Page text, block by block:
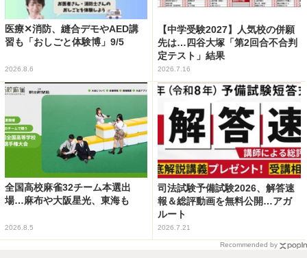
医療✕消防、縫合デモやAED講
習も「おしごと体験博」9/5
2026.8.6
【中学受験2027】人気校の併願
先は…四谷大塚「第2回合不合判
定テスト」結果
2026.7.16
全国高校麻雀32チーム本選出
場…麻布や大阪星光、東海も
2026.8.5
司法試験予備試験2026、解答速
報＆総評動画を無料公開…アガ
ルート
2026.7.21
Recommended by